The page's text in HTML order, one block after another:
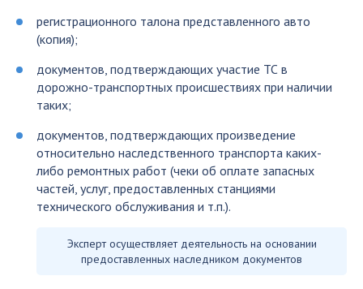
регистрационного талона представленного авто
(копия);
документов, подтверждающих участие ТС в
дорожно-транспортных происшествиях при наличии
таких;
документов, подтверждающих произведение
относительно наследственного транспорта каких-
либо ремонтных работ (чеки об оплате запасных
частей, услуг, предоставленных станциями
технического обслуживания и т.п.).
Эксперт осуществляет деятельность на основании
предоставленных наследником документов